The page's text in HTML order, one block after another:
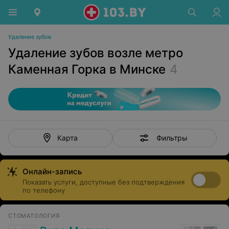
Удаление зубов
Удаление зубов возле метро
Каменная Горка в Минске 4
Карта Фильтры
Онлайн-запись
Показать услуги, доступные без подтверждения
по телефону
СТОМАТОЛОГИЯ